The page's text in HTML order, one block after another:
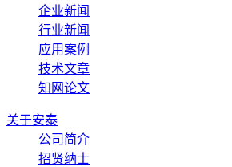
企业新闻
行业新闻
应用案例
技术文章
知网论文
关于安泰
公司简介
招贤纳士